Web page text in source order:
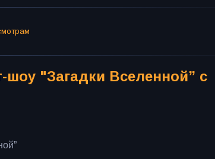
"Загадки Вселенной” с